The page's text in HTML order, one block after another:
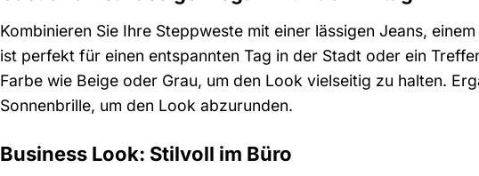
Kombinieren Sie Ihre Steppweste mit einer lässigen Jeans,
ist perfekt für einen entspannten Tag in der Stadt oder ein
Farbe wie Beige oder Grau, um den Look vielseitig zu halten.
Sonnenbrille, um den Look abzurunden.
Business Look: Stilvoll im Büro